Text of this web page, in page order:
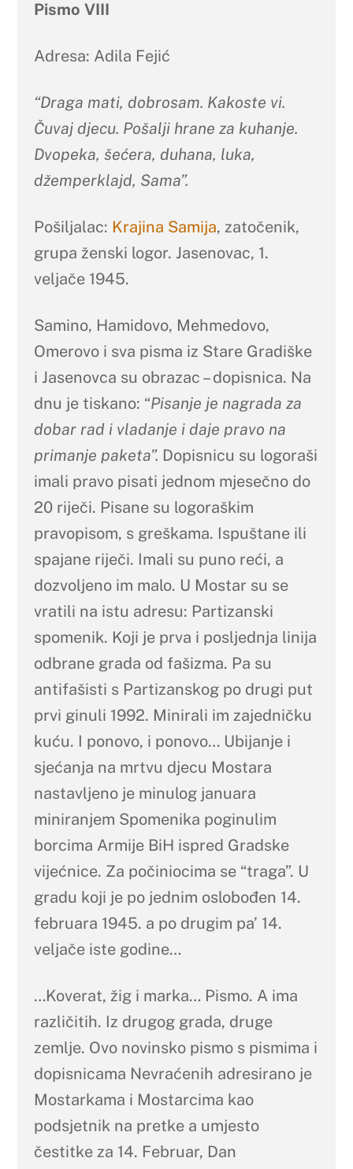
Pismo VIII
Adresa: Adila Fejić
“Draga mati, dobrosam. Kakoste vi.
Čuvaj djecu. Pošalji hrane za kuhanje.
Dvopeka, šećera, duhana, luka,
džemperklajd, Sama”.
Pošiljalac: Krajina Samija, zatočenik,
grupa ženski logor. Jasenovac, 1.
veljače 1945.
Samino, Hamidovo, Mehmedovo,
Omerovo i sva pisma iz Stare Gradiške
i Jasenovca su obrazac – dopisnica. Na
dnu je tiskano: “Pisanje je nagrada za
dobar rad i vladanje i daje pravo na
primanje paketa”. Dopisnicu su logoraši
imali pravo pisati jednom mjesečno do
20 riječi. Pisane su logoraškim
pravopisom, s greškama. Ispuštane ili
spajane riječi. Imali su puno reći, a
dozvoljeno im malo. U Mostar su se
vratili na istu adresu: Partizanski
spomenik. Koji je prva i posljednja linija
odbrane grada od fašizma. Pa su
antifašisti s Partizanskog po drugi put
prvi ginuli 1992. Minirali im zajedničku
kuću. I ponovo, i ponovo… Ubijanje i
sjećanja na mrtvu djecu Mostara
nastavljeno je minulog januara
miniranjem Spomenika poginulim
borcima Armije BiH ispred Gradske
vijećnice. Za počiniocima se “traga”. U
gradu koji je po jednim oslobođen 14.
februara 1945. a po drugim pa’ 14.
veljače iste godine…
…Koverat, žig i marka… Pismo. A ima
različitih. Iz drugog grada, druge
zemlje. Ovo novinsko pismo s pismima i
dopisnicama Nevraćenih adresirano je
Mostarkama i Mostarcima kao
podsjetnik na pretke a umjesto
čestitke za 14. Februar, Dan